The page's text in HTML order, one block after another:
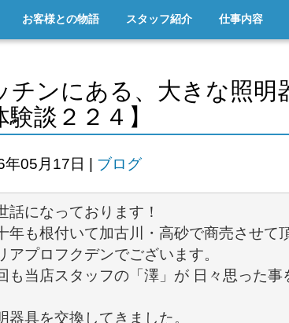
お客様との物語 スタッフ紹介 仕事内容
チンにある、大きな照明
験談２２４】
年05月17日 ブログ
年も根付いて加古川・高砂で商売させて
アプロフクデンでございます。
も当店スタッフの「澤」が 日々思った事
器具を交換してきました。